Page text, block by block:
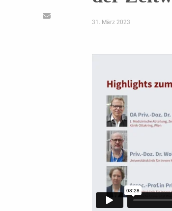
31. März 2023